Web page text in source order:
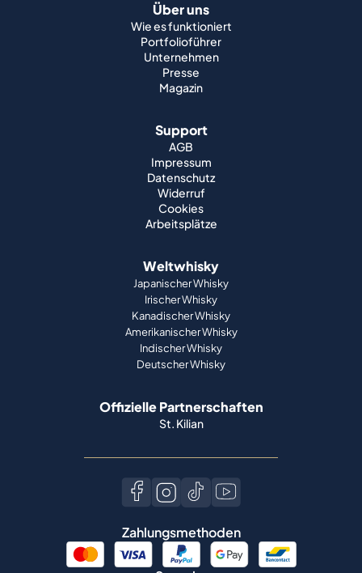
Über uns
Wie es funktioniert
Portfolioführer
Unternehmen
Presse
Magazin
Support
AGB
Impressum
Datenschutz
Widerruf
Cookies
Arbeitsplätze
Weltwhisky
Japanischer Whisky
Irischer Whisky
Kanadischer Whisky
Amerikanischer Whisky
Indischer Whisky
Deutscher Whisky
Offizielle Partnerschaften
St. Kilian
Zahlungsmethoden